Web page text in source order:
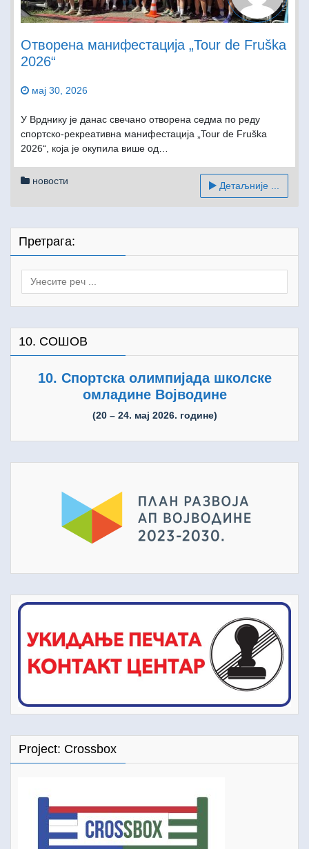
Oтворена манифестација „Tour de Fruška
2026“
мај 30, 2026
У Врднику је данас свечано отворена седма по реду
спортско-рекреативна манифестација „Tour de Fruška
2026“, која је окупила више од…
новости Детаљније ...
Претрага:
Search
10. СОШОВ
10. Спортска олимпијада школске
омладине Војводине
(20 – 24. мај 2026. године)
Project: Crossbox